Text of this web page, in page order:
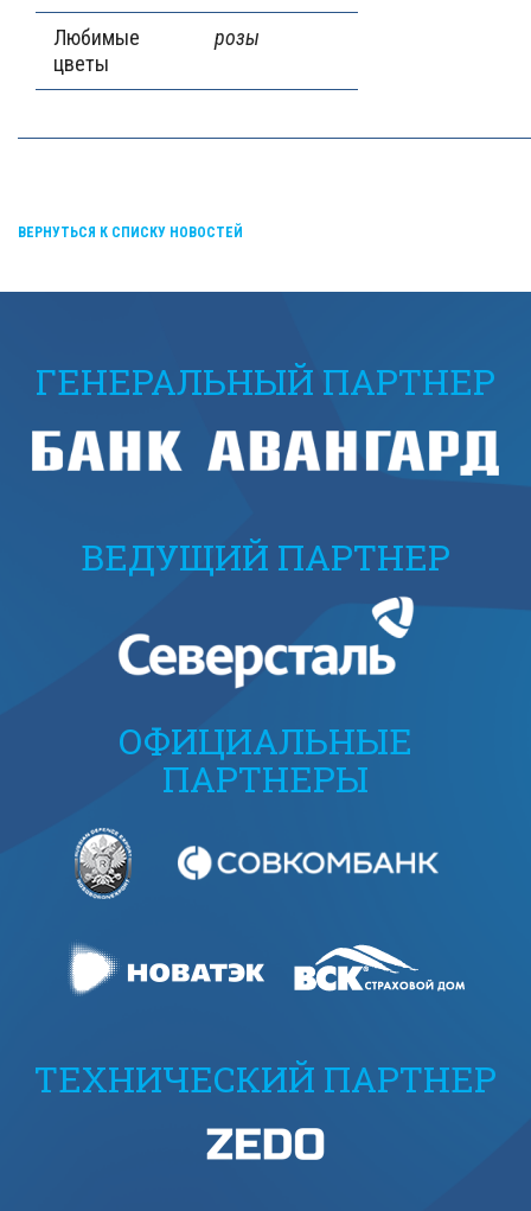
Любимые
цветы
розы
ВЕРНУТЬСЯ К СПИСКУ НОВОСТЕЙ
ГЕНЕРАЛЬНЫЙ ПАРТНЕР
ВЕДУЩИЙ ПАРТНЕР
ОФИЦИАЛЬНЫЕ
ПАРТНЕРЫ
ТЕХНИЧЕСКИЙ ПАРТНЕР